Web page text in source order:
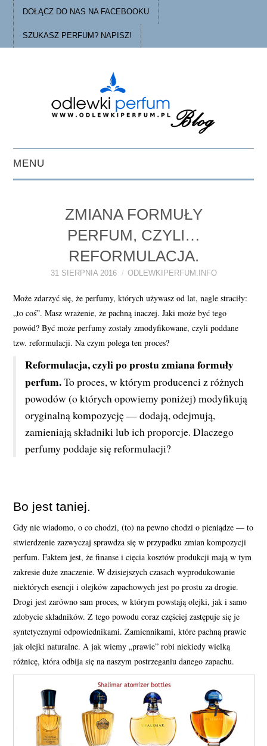
DOŁĄCZ DO NAS NA FACEBOOKU
SZUKASZ PERFUM? NAPISZ!
MENU
PORADY
O ODLEWKACH
A TO CIEKAWE!
SKLEP
ZMIANA FORMUŁY
PERFUM, CZYLI…
REFORMULACJA.
31 SIERPNIA 2016 ODLEWKIPERFUM.INFO
Może zdarzyć się, że perfumy, których używasz od lat, nagle straciły:
„to coś”. Masz wrażenie, że pachną inaczej. Jaki może być tego
powód? Być może perfumy zostały zmodyfikowane, czyli poddane
tzw. reformulacji. Na czym polega ten proces?
Reformulacja, czyli po prostu zmiana formuły
perfum.To proces, w którym producenci z różnych
powodów (o których opowiemy poniżej) modyfikują
oryginalną kompozycję — dodają, odejmują,
zamieniają składniki lub ich proporcje. Dlaczego
perfumy poddaje się reformulacji?
Bo jest taniej.
Gdy nie wiadomo, o co chodzi, (to) na pewno chodzi o pieniądze — to
stwierdzenie zazwyczaj sprawdza się w przypadku zmian kompozycji
perfum. Faktem jest, że finanse i cięcia kosztów produkcji mają w tym
zakresie duże znaczenie. W dzisiejszych czasach wyprodukowanie
niektórych esencji i olejków zapachowych jest po prostu za drogie.
Drogi jest zarówno sam proces, w którym powstają olejki, jak i samo
zdobycie składników. Z tego powodu coraz częściej zastępuje się je
syntetycznymi odpowiednikami. Zamiennikami, które pachną prawie
jak olejki naturalne. A jak wiemy „prawie” robi niekiedy wielką
różnicę, która odbija się na naszym postrzeganiu danego zapachu.